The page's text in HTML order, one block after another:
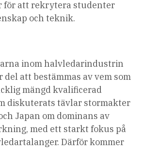
för att rekrytera studenter
och teknik.
inom halvledarindustrin
att bestämmas av vem som
mängd kvalificerad
diskuterats tävlar stormakter
Japan om dominans av
med ett starkt fokus på
Därför kommer